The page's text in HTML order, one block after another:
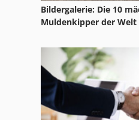
Bildergalerie: Die 10
Muldenkipper der Welt